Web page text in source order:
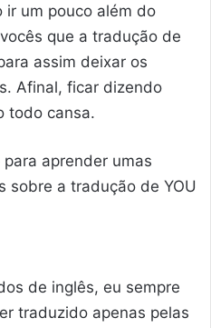
ir um pouco além do
que a tradução de
assim deixar os
Afinal, ficar dizendo
todo cansa.
aprender umas
sobre a tradução de YOU
de inglês, eu sempre
traduzido apenas pelas